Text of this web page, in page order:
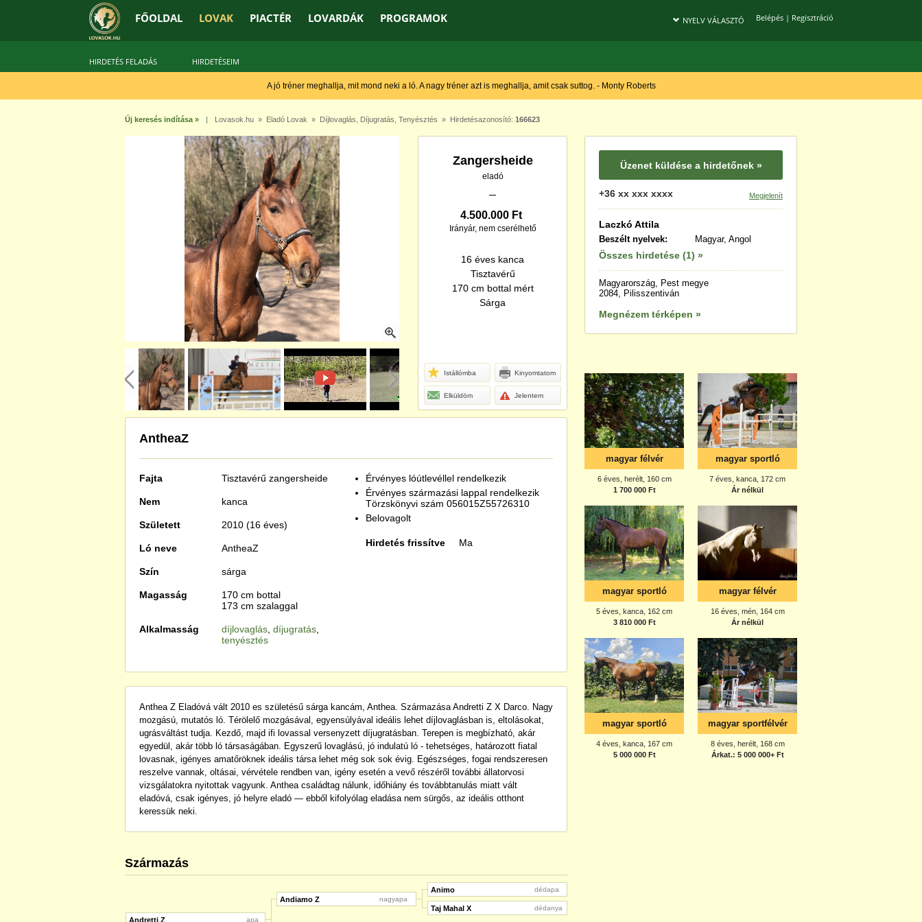
FŐOLDAL LOVAK PIACTÉR LOVARDÁK PROGRAMOK Belépés| Regisztráció
NYELV VÁLASZTÓ
HIRDETÉS FELADÁS HIRDETÉSEIM
A jó tréner meghallja, mit mond neki a ló. A nagy tréner azt is meghallja, amit csak suttog. - Monty Roberts
Új keresés indítása » | Lovasok.hu » Eladó Lovak » Díjlovaglás Díjugratás Tenyésztés » Hirdetésazonosító: 166623
Zangersheide
eladó
4.500.000 Ft
Irányár, nem cserélhető
16 éves kanca
Tisztavérű
170 cm bottal mért
Sárga
Istállómba Kinyomtatom
Elküldöm Jelentem
AntheaZ
Fajta Tisztavérű zangersheide
Nem kanca
Született 2010 (16 éves)
Ló neve AntheaZ
Szín sárga
Magasság
170 cm bottal
173 cm szalaggal
Alkalmasság díjlovaglás díjugratás
tenyésztés
Érvényes lóútlevéllel rendelkezik
Érvényes származási lappal rendelkezik
Törzskönyvi szám 056015Z55726310
Belovagolt
Hirdetés frissítve Ma
Anthea Z Eladóvá vált 2010 es születésű sárga kancám, Anthea. Származása Andretti Z X Darco. Nagy
mozgású, mutatós ló. Térölelő mozgásával, egyensúlyával ideális lehet díjlovaglásban is, eltolásokat,
ugrásváltást tudja. Kezdő, majd ifi lovassal versenyzett díjugratásban. Terepen is megbízható, akár
egyedül, akár több ló társaságában. Egyszerű lovaglású, jó indulatú ló - tehetséges, határozott fiatal
lovasnak, igényes amatőröknek ideális társa lehet még sok sok évig. Egészséges, fogai rendszeresen
reszelve vannak, oltásai, vérvétele rendben van, igény esetén a vevő részéről további állatorvosi
vizsgálatokra nyitottak vagyunk. Anthea családtag nálunk, időhiány és továbbtanulás miatt vált
eladóvá, csak igényes, jó helyre eladó — ebből kifolyólag eladása nem sürgős, az ideális otthont
keressük neki.
Származás
Andretti Z apa
Andiamo Z nagyapa
Animo dédapa
Taj Mahal X dédanya
Üzenet küldése a hirdetőnek »
+36 xx xxx xxxx Megjelenít
Laczkó Attila
Beszélt nyelvek: Magyar, Angol
Összes hirdetése (1) »
Magyarország, Pest megye
2084, Pilisszentiván
Megnézem térképen »